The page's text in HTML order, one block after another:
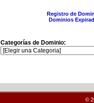
Registro de
Dominios
Categorías de Dominio:
©